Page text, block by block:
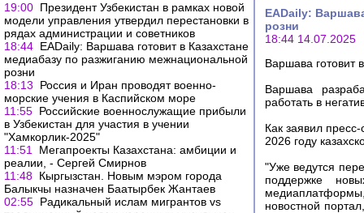
19:00 Президент Узбекистан в рамках новой
модели управления утвердил перестановки в
рядах администрации и советников
18:44 EADaily: Варшава готовит в Казахстане
медиабазу по разжиганию межнациональной
розни
18:13
Россия и Иран проводят военно-
морские учения в Каспийском море
11:55 Российские военнослужащие прибыли
в Узбекистан для участия в учении
"Хамкорлик-2025"
11:51
Мегапроекты Казахстана: амбиции и
реалии, - Сергей Смирнов
11:48 Кыргызстан. Новым мэром города
Балыкчы назначен Баатырбек Жантаев
02:55 Радикальный ислам мигрантов vs
EADaily:
розни
18:44 14.07.2025
Варшава готовит
Варшава
работать в
Как заявил
2026 году
"Уже ведутся
поддержке
новостной